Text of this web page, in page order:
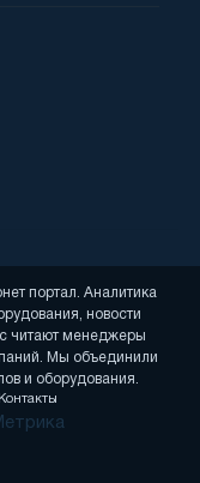
портал. Аналитика
новости
читают менеджеры
Мы объединили
и оборудования.